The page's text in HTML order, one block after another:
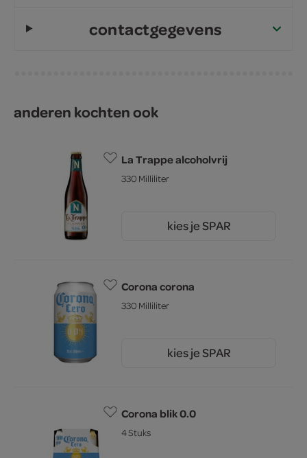
contactgegevens
anderen kochten ook
La Trappe alcoholvrij
330 Milliliter
kies je SPAR
Corona corona
330 Milliliter
kies je SPAR
Corona blik 0.0
4 Stuks